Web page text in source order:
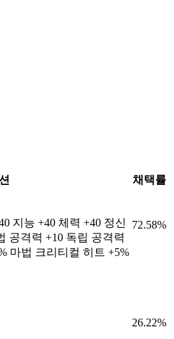
채택률
지능 +40 체력 +40 정신
공격력 +10 독립 공격력
마법 크리티컬 히트 +5%
72.58%
26.22%